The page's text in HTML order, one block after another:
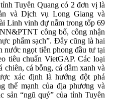
Tuyên Quang có 2 đơn vị là
và Dịch vụ Long Giang và
Linh vinh dự nằm trong tốp 69
công bố, công nhận
phẩm sạch”. Đây cũng là hai
nước ngọt tiên phong đầu tư tại
tiêu chuẩn VietGAP. Các loại
chiên, cá bỗng, cá dầm xanh và
xác định là hướng đột phá
thế mạnh của địa phương và
sản “ngũ quý” của tỉnh Tuyên